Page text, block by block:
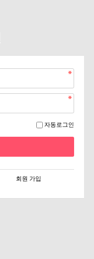
자동로그인
회원 가입